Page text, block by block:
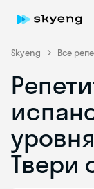
Skyeng Все
Твери
Skyeng Chat